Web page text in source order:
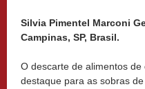
Silvia Pimentel Marconi
Campinas, SP, Brasil.
O descarte de alimentos
destaque para as sobras